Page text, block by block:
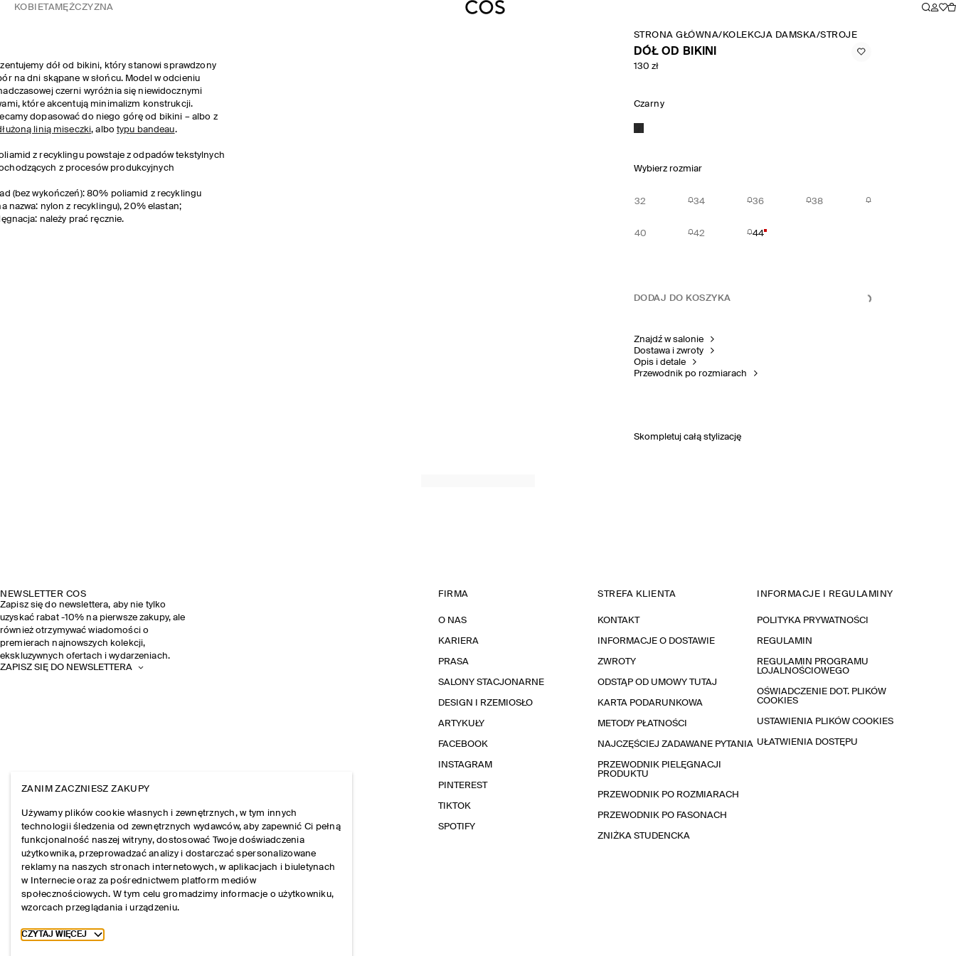
KOBIETA MĘŻCZYZNA
dół od bikini, który stanowi sprawdzony
na dni skąpane w słońcu. Model w odcieniu
czerni wyróżnia się niewidocznymi
które akcentują minimalizm konstrukcji.
dopasować do niego górę od bikini – albo z
linią miseczki, albotypu bandeau.
z recyklingu powstaje z odpadów tekstylnych
z procesów produkcyjnych
(bez wykończeń): 80% poliamid z recyklingu
nazwa: nylon z recyklingu), 20% elastan;
należy prać ręcznie.
STRONA GŁÓWNA/ KOLEKCJA DAMSKA/STROJE KĄPIELOWE
DÓŁ OD BIKINI
130 zł
Czarny
Wybierz rozmiar
32 34 36 38
40 42 44
DODAJ DO KOSZYKA
Znajdź w salonie
Dostawa i zwroty
Opis i detale
Przewodnik po rozmiarach
Skompletuj całą stylizację
NEWSLETTER COS
Zapisz się do newslettera, aby nie tylko
uzyskać rabat -10% na pierwsze zakupy, ale
również otrzymywać wiadomości o
premierach najnowszych kolekcji,
ekskluzywnych ofertach i wydarzeniach.
ZAPISZ SIĘ DO NEWSLETTERA
FIRMA
O NAS
KARIERA
PRASA
SALONY STACJONARNE
DESIGN I RZEMIOSŁO
ARTYKUŁY
FACEBOOK
INSTAGRAM
PINTEREST
TIKTOK
SPOTIFY
STREFA KLIENTA
KONTAKT
INFORMACJE O DOSTAWIE
ZWROTY
ODSTĄP OD UMOWY TUTAJ
KARTA PODARUNKOWA
METODY PŁATNOŚCI
NAJCZĘŚCIEJ ZADAWANE PYTANIA
PRZEWODNIK PIELĘGNACJI
PRODUKTU
PRZEWODNIK PO ROZMIARACH
PRZEWODNIK PO FASONACH
ZNIŻKA STUDENCKA
INFORMACJE I REGULAMINY
POLITYKA PRYWATNOŚCI
REGULAMIN
REGULAMIN PROGRAMU
LOJALNOŚCIOWEGO
OŚWIADCZENIE DOT. PLIKÓW
COOKIES
USTAWIENIA PLIKÓW COOKIES
UŁATWIENIA DOSTĘPU
ZANIM ZACZNIESZ ZAKUPY
Używamy plików cookie własnych i zewnętrznych, w tym innych
technologii śledzenia od zewnętrznych wydawców, aby zapewnić Ci pełną
funkcjonalność naszej witryny, dostosować Twoje doświadczenia
użytkownika, przeprowadzać analizy i dostarczać spersonalizowane
reklamy na naszych stronach internetowych, w aplikacjach i biuletynach
w Internecie oraz za pośrednictwem platform mediów
społecznościowych. W tym celu gromadzimy informacje o użytkowniku,
wzorcach przeglądania i urządzeniu.
Toggle more cookie information
CZYTAJ WIĘCEJ